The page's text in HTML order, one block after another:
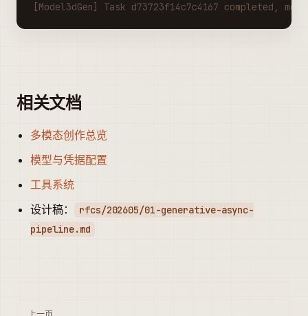
[Model3dGen] Task d73723f14c7c4167 completed,
相关文档
多模态创作总览
模型与凭据配置
工具系统
设计稿：
rfcs/202605/01-generative-async-
pipeline.md
Pager